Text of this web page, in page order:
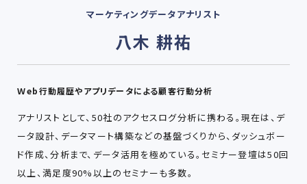
マーケティングデータアナリスト
八木 耕祐
Ｗeb行動履歴やアプリデータによる顧客行動分析
アナリストとして、50社のアクセスログ分析に携わる。現在は、デ
ータ設計、データマート構築などの基盤づくりから、ダッシュボー
ド作成、分析まで、データ活用を極めている。セミナー登壇は50回
以上、満足度90%以上のセミナーも多数。